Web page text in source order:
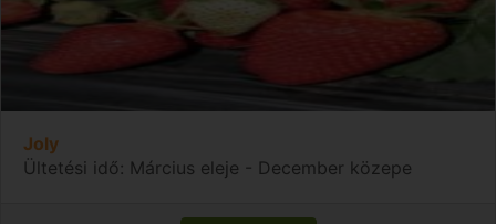
Joly
Ültetési idő: Március eleje - December közepe